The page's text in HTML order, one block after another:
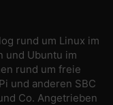
rund um Linux im
und Ubuntu im
rund um freie
und anderen SBC
Co. Angetrieben